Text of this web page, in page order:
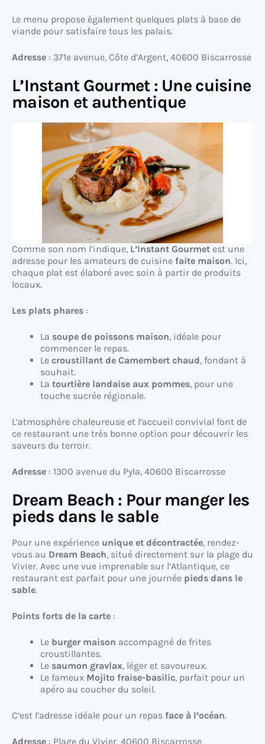
Le menu propose également quelques plats à base de
viande pour satisfaire tous les palais.
Adresse : 371e avenue, Côte d’Argent, 40600 Biscarrosse
L’Instant Gourmet : Une cuisine
maison et authentique
Comme son nom l’indique, L’Instant Gourmet est une
adresse pour les amateurs de cuisine faite maison. Ici,
chaque plat est élaboré avec soin à partir de produits
locaux.
Les plats phares :
La soupe de poissons maison, idéale pour
commencer le repas.
Le croustillant de Camembert chaud, fondant à
souhait.
La tourtière landaise aux pommes, pour une
touche sucrée régionale.
L’atmosphère chaleureuse et l’accueil convivial font de
ce restaurant une très bonne option pour découvrir les
saveurs du terroir.
Adresse : 1300 avenue du Pyla, 40600 Biscarrosse
Dream Beach : Pour manger les
pieds dans le sable
Pour une expérience unique et décontractée, rendez-
vous au Dream Beach, situé directement sur la plage du
Vivier. Avec une vue imprenable sur l’Atlantique, ce
restaurant est parfait pour une journée pieds dans le
sable.
Points forts de la carte :
Le burger maison accompagné de frites
croustillantes.
Le saumon gravlax, léger et savoureux.
Le fameux Mojito fraise-basilic, parfait pour un
apéro au coucher du soleil.
C’est l’adresse idéale pour un repas face à l’océan.
Adresse : Plage du Vivier, 40600 Biscarrosse